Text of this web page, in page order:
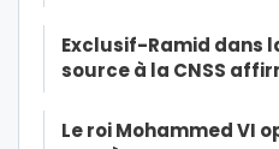
Exclusif-Ramid dans
source à la CNSS
Le roi Mohammed VI